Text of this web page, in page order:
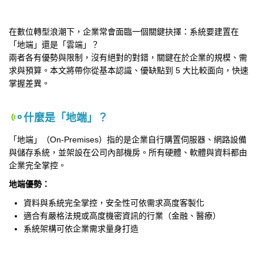
在數位轉型浪潮下，企業常會面臨一個關鍵抉擇：系統要建置在
「地端」還是「雲端」？
兩者各有優勢與限制，沒有絕對的對錯，關鍵在於企業的規模、需
求與預算。本文將帶你從基本認識、優缺點到 5 大比較面向，快速
掌握差異。
什麼是「地端」？
「地端」（On-Premises）指的是企業自行購置伺服器、網路設備
與儲存系統，並架設在公司內部機房。所有硬體、軟體與資料都由
企業完全掌控。
地端優勢：
資料與系統完全掌控，安全性可依需求高度客製化
適合有嚴格法規或高度機密資訊的行業（金融、醫療）
系統架構可依企業需求量身打造